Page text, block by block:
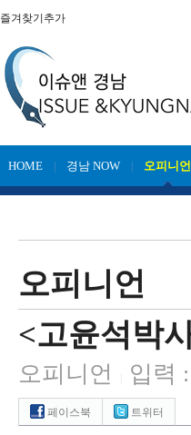
즐겨찾기추가
HOME 경남 NOW 오피니언
오피니언
<고윤석박
오피니언 입력
페이스북 트위터